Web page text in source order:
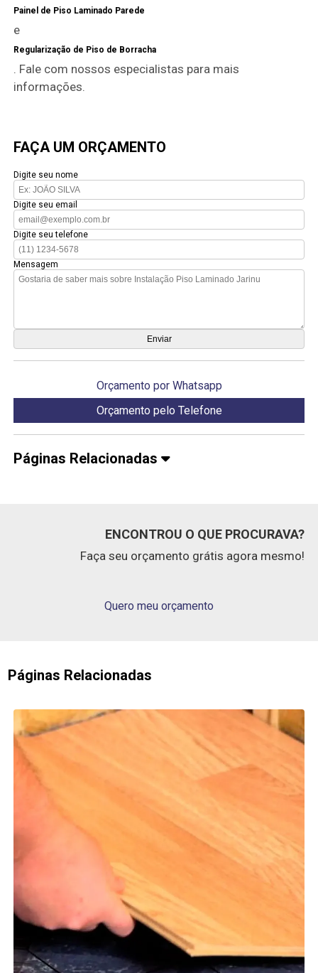
Painel de Piso Laminado Parede
e
Regularização de Piso de Borracha
. Fale com nossos especialistas para mais
informações.
FAÇA UM ORÇAMENTO
Digite seu nome
Digite seu email
Digite seu telefone
Mensagem
Orçamento por Whatsapp
Orçamento pelo Telefone
Páginas Relacionadas
ENCONTROU O QUE PROCURAVA?
Faça seu orçamento grátis agora mesmo!
Quero meu orçamento
Páginas Relacionadas